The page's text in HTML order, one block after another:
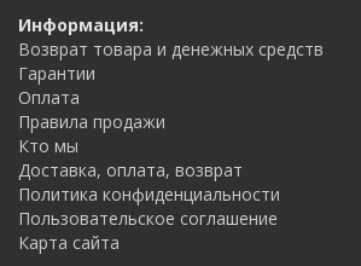
Информация:
Возврат товара и денежных средств
Гарантии
Оплата
Правила продажи
Кто мы
Доставка, оплата, возврат
Политика конфиденциальности
Пользовательское соглашение
Карта сайта